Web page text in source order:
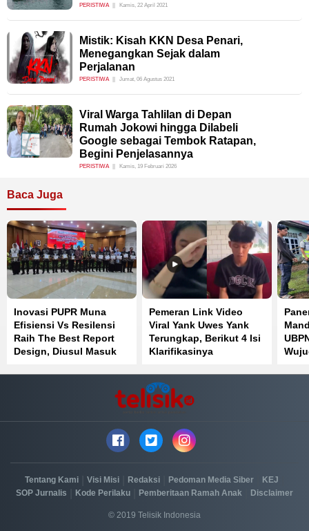
PERISTIWA Kamis, 22 April 2021
Mistik: Kisah KKN Desa Penari,
Menegangkan Sejak dalam
Perjalanan
PERISTIWA Jumat, 06 Agustus 2021
Viral Warga Tahlilan di Depan
Rumah Jokowi hingga Dilabeli
Google sebagai Tembok Ratapan,
Begini Penjelasannya
PERISTIWA Kamis, 19 Februari 2026
Baca Juga
Inovasi PUPR Muna
Efisiensi Vs Resilensi
Raih The Best Report
Design, Diusul Masuk
Pemeran Link Video
Viral Yank Uwes Yank
Terungkap, Berikut 4 Isi
Klarifikasinya
Tentang Kami Visi Misi Redaksi Pedoman Media Siber KEJ
SOP Jurnalis Kode Perilaku Pemberitaan Ramah Anak Disclaimer
© 2019 Telisik Indonesia